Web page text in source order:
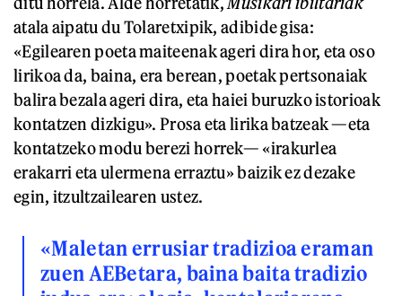
atala aipatu du Tolaretxipik, adibide gisa:
«Egilearen poeta maiteenak ageri dira hor, eta oso
lirikoa da, baina, era berean, poetak pertsonaiak
balira bezala ageri dira, eta haiei buruzko istorioak
kontatzen dizkigu». Prosa eta lirika batzeak —eta
kontatzeko modu berezi horrek— «irakurlea
erakarri eta ulermena erraztu» baizik ez dezake
egin, itzultzailearen ustez.
«Maletan errusiar tradizioa eraman
zuen AEBetara, baina baita tradizio